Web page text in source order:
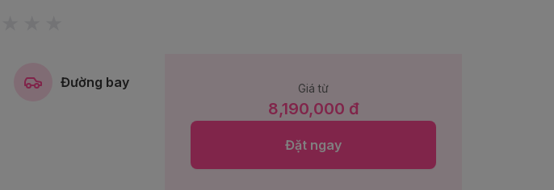
Đường bay Giá từ
8,190,000 đ
Đặt ngay